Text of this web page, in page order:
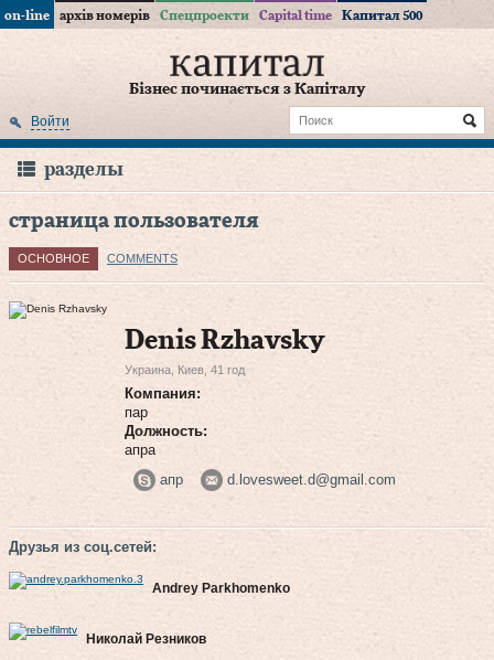
on-line архів номерів Спецпроекти Capital time Капитал 500
Бізнес починається з Капіталу
Войти
разделы
страница пользователя
ОСНОВНОЕ COMMENTS
Denis Rzhavsky
Украина, Киев, 41 год
Компания:
пар
Должность:
апра
апр
d.lovesweet.d@gmail.com
Друзья из соц.сетей:
Andrey Parkhomenko
Николай Резников